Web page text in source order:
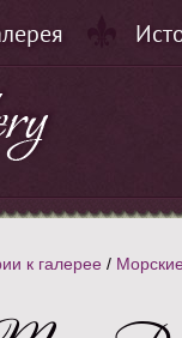
к галерее /